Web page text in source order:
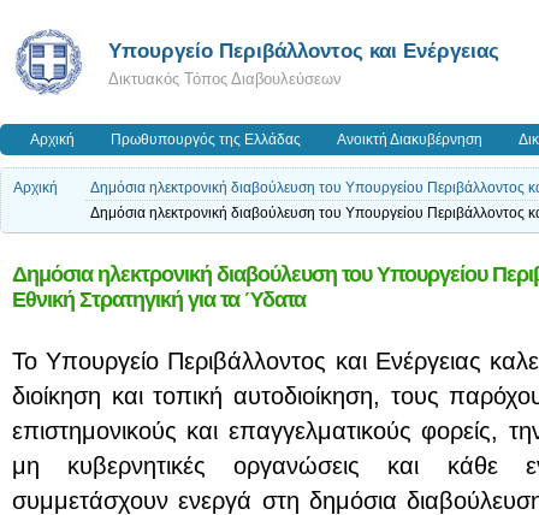
Yπουργείο Περιβάλλοντος και Ενέργειας
Δικτυακός Τόπος Διαβουλεύσεων
Αρχική Πρωθυπουργός της Ελλάδας Ανοικτή Διακυβέρνηση
Αρχική
Δημόσια ηλεκτρονική διαβούλευση του Υπουργείου Περιβάλλοντος
Δημόσια ηλεκτρονική διαβούλευση του Υπουργείου Περιβάλλοντος
Δημόσια ηλεκτρονική διαβούλευση του Υπουργείου
Εθνική Στρατηγική για τα Ύδατα
Το Υπουργείο Περιβάλλοντος και Ενέργειας
διοίκηση και τοπική αυτοδιοίκηση, τους
επιστημονικούς και επαγγελματικούς φορείς,
μη κυβερνητικές οργανώσεις και κάθε
συμμετάσχουν ενεργά στη δημόσια